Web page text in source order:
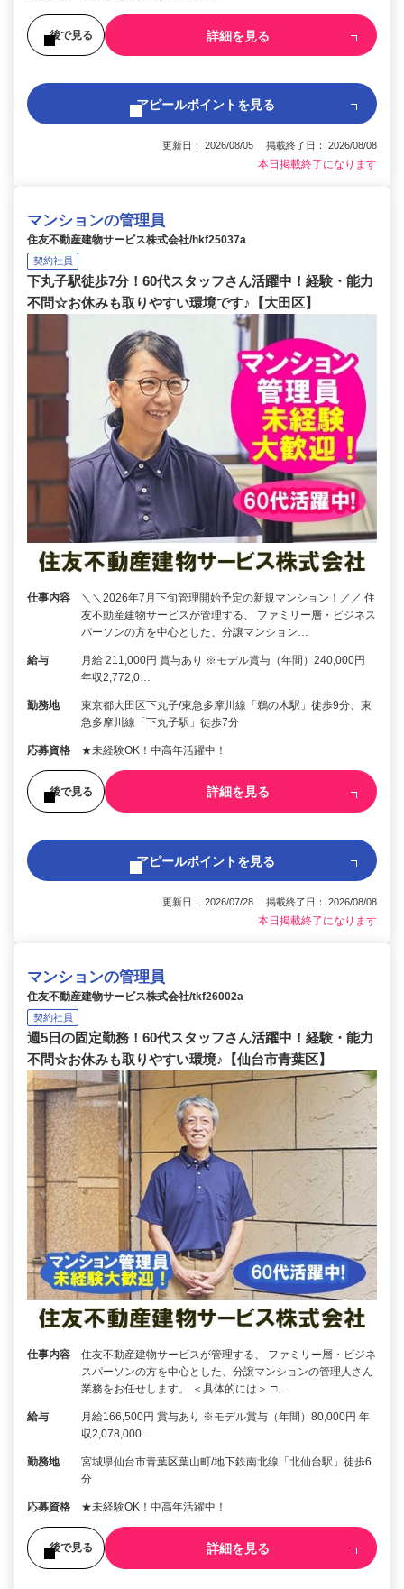
後で見る 詳細を見る
アピールポイントを見る
更新日： 2026/08/05 掲載終了日： 2026/08/08
本日掲載終了になります
マンションの管理員
住友不動産建物サービス株式会社/hkf25037a
契約社員
下丸子駅徒歩7分！60代スタッフさん活躍中！経験・能力
不問☆お休みも取りやすい環境です♪【大田区】
仕事内容
＼＼2026年7月下旬管理開始予定の新規マンション！／／ 住
友不動産建物サービスが管理する、 ファミリー層・ビジネス
パーソンの方を中心とした、分譲マンション…
給与
月給 211,000円 賞与あり ※モデル賞与（年間）240,000円
年収2,772,0…
勤務地
東京都大田区下丸子/東急多摩川線「鵜の木駅」徒歩9分、東
急多摩川線「下丸子駅」徒歩7分
応募資格 ★未経験OK！中高年活躍中！
後で見る 詳細を見る
アピールポイントを見る
更新日： 2026/07/28 掲載終了日： 2026/08/08
本日掲載終了になります
マンションの管理員
住友不動産建物サービス株式会社/tkf26002a
契約社員
週5日の固定勤務！60代スタッフさん活躍中！経験・能力
不問☆お休みも取りやすい環境♪【仙台市青葉区】
仕事内容
住友不動産建物サービスが管理する、 ファミリー層・ビジネ
スパーソンの方を中心とした、分譲マンションの管理人さん
業務をお任せします。 ＜具体的には＞ □…
給与
月給166,500円 賞与あり ※モデル賞与（年間）80,000円 年
収2,078,000…
勤務地
宮城県仙台市青葉区葉山町/地下鉄南北線「北仙台駅」徒歩6
分
応募資格 ★未経験OK！中高年活躍中！
後で見る 詳細を見る